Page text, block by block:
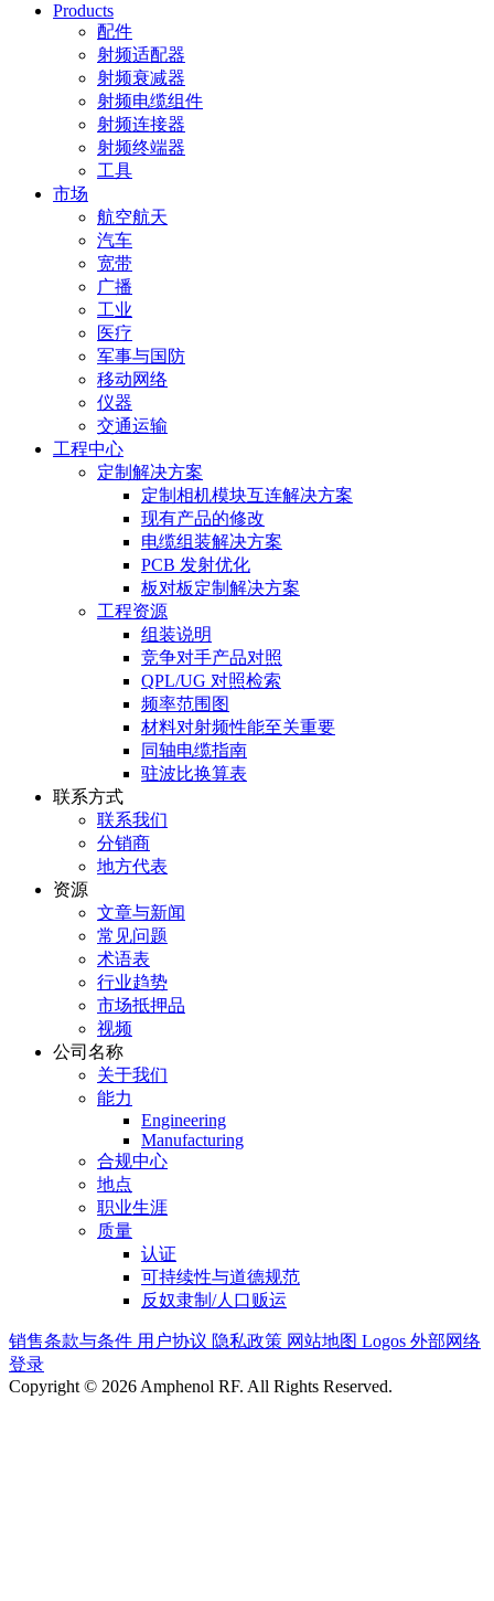
Products
配件
射频适配器
射频衰减器
射频电缆组件
射频连接器
射频终端器
工具
市场
航空航天
汽车
宽带
广播
工业
医疗
军事与国防
移动网络
仪器
交通运输
工程中心
定制解决方案
定制相机模块互连解决方案
现有产品的修改
电缆组装解决方案
PCB 发射优化
板对板定制解决方案
工程资源
组装说明
竞争对手产品对照
QPL/UG 对照检索
频率范围图
材料对射频性能至关重要
同轴电缆指南
驻波比换算表
联系方式
联系我们
分销商
地方代表
资源
文章与新闻
常见问题
术语表
行业趋势
市场抵押品
视频
公司名称
关于我们
能力
Engineering
Manufacturing
合规中心
地点
职业生涯
质量
认证
可持续性与道德规范
反奴隶制/人口贩运
销售条款与条件 用户协议 隐私政策 网站地图 Logos 外部网络
登录
Copyright © 2026 Amphenol RF. All Rights Reserved.